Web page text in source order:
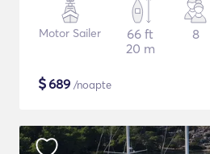
Motor Sailer
66 ft
20 m
8
$689 /noapte